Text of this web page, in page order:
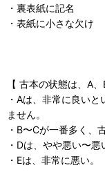
・裏表紙に記名
・表紙に小さな欠け
【 古本の状態は、A
・Aは、非常に良い
ません。
・B〜Cが一番多く、
・Dは、やや悪い〜悪
・Eは、非常に悪い。